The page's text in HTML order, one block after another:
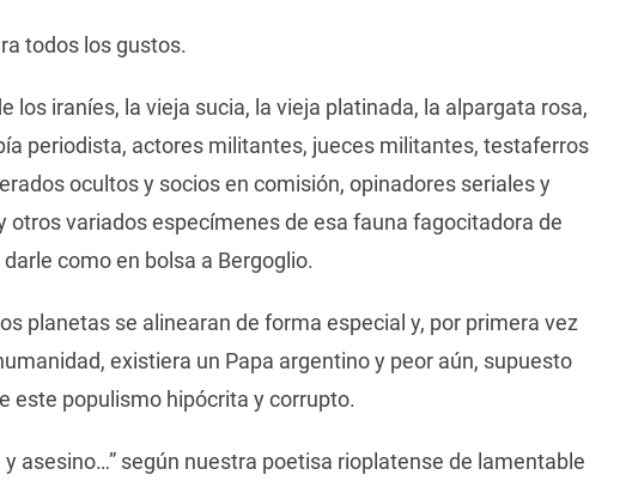
todos los gustos.
los iraníes, la vieja sucia, la vieja platinada, la alpargata rosa,
periodista, actores militantes, jueces militantes, testaferros
ocultos y socios en comisión, opinadores seriales y
otros variados especímenes de esa fauna fagocitadora de
como en bolsa a Bergoglio.
planetas se alinearan de forma especial y, por primera vez
existiera un Papa argentino y peor aún, supuesto
este populismo hipócrita y corrupto.
y asesino…” según nuestra poetisa rioplatense de lamentable